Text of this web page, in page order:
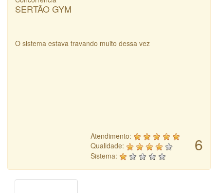
SERTÃO GYM
O sistema estava travando muito dessa vez
6
Atendimento:
Qualidade:
Sistema: